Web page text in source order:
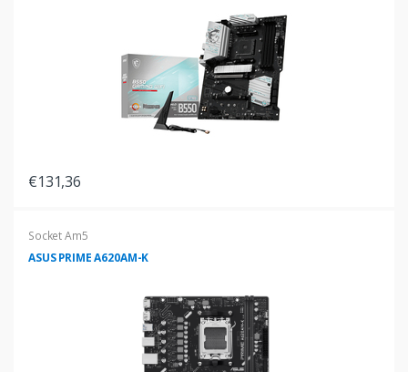
€131,36
Socket Am5
ASUS PRIME A620AM-K